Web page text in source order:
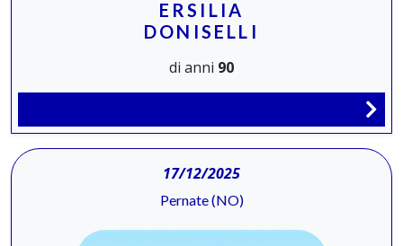
ERSILIA
DONISELLI
di anni 90
17/12/2025
Pernate (NO)